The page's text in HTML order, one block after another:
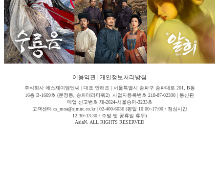
이용약관 개인정보처리방침
주식회사 에스제이엠엔씨 | 대표 안해조 | 서울특별시 송파구 송파대로 201, B동
16층 B-1609호 (문정동, 송파테라타워2) 사업자등록번호 218-87-02390 | 통신판
매업 신고번호 제-2024-서울송파-3233호
고객센터 cs_moa@sjmnc.co.kr | 02-400-6036 (평일 10:00~17:00 / 점심시간
12:30~13:30 / 주말 및 공휴일 휴무)
AsiaN. ALL RIGHTS RESERVED